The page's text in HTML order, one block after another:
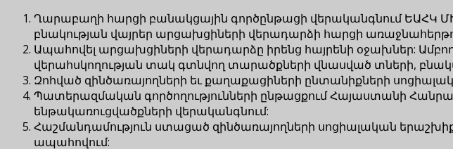
Ղարաբաղի հարցի բանակցային գործընթացի վերականգնում ԵԱՀԿ
բնակության վայրեր արցախցիների վերադարձի հարցի
Ապահովել արցախցիների վերադարձը իրենց հայրենի օջախներ:
վերահսկողության տակ գտնվող տարածքների վնասված տների,
Զոհված զինծառայողների եւ քաղաքացիների ընտանիքների
Պատերազմական գործողությունների ընթացքում Հայաստանի
ենթակառուցվածքների վերականգնում:
Հաշմանդամություն ստացած զինծառայողների սոցիալական
ապահովում: